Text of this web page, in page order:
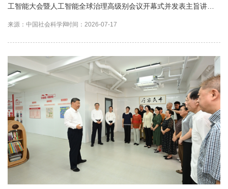
工智能大会暨人工智能全球治理高级别会议开幕式并发表主旨讲
来源：中国社会科学网时间：2026-07-17